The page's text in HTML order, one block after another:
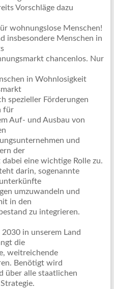
Vorschläge dazu
wohnungslose Menschen!
insbesondere Menschen in
chancenlos. Nur
in Wohnlosigkeit
spezieller Förderungen
für
Auf- und Ausbau von
und
der
eine wichtige Rolle zu.
darin, sogenannte
umzuwandeln und
in den
zu integrieren.
in unserem Land
die
weitreichende
Benötigt wird
über alle staatlichen